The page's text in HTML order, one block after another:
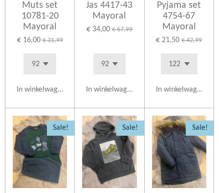
Muts set
10781-20
Mayoral
€ 16,00 € 31,99
In winkelwagen
Jas 4417-43
Mayoral
€ 34,00 € 67,99
In winkelwagen
Pyjama set
4754-67
Mayoral
€ 21,50 € 42,99
In winkelwagen
Sale! Sale! Sale!